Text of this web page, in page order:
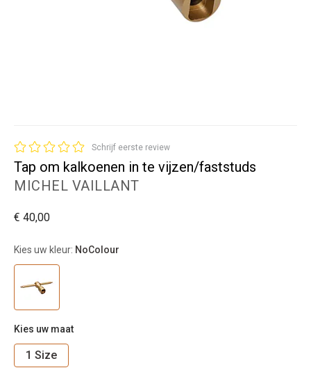
Schrijf eerste review
Tap om kalkoenen in te vijzen/faststuds
MICHEL VAILLANT
€ 40,00
Kies uw kleur: NoColour
Kies uw maat
1 Size